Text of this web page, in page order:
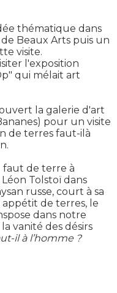
thématique dans
Beaux Arts puis un
visite.
l'exposition
qui mélait art
la galerie d'art
pour un visite
de terres faut-ilà
faut de terre à
Tolstoï dans
russe, court à sa
de terres, le
dans notre
vanité des désirs
il à l’homme ?